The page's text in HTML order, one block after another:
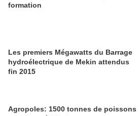
formation
Les premiers Mégawatts du Barrage
hydroélectrique de Mekin attendus
fin 2015
Agropoles: 1500 tonnes de poissons